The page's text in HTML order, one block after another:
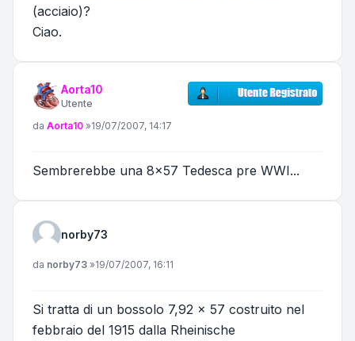
(acciaio)?
Ciao.
Aorta10
Utente
Messaggio
da Aorta10 »19/07/2007, 14:17
Sembrerebbe una 8x57 Tedesca pre WWI...
norby73
Messaggio
da norby73 »19/07/2007, 16:11
Si tratta di un bossolo 7,92 x 57 costruito nel
febbraio del 1915 dalla Rheinische